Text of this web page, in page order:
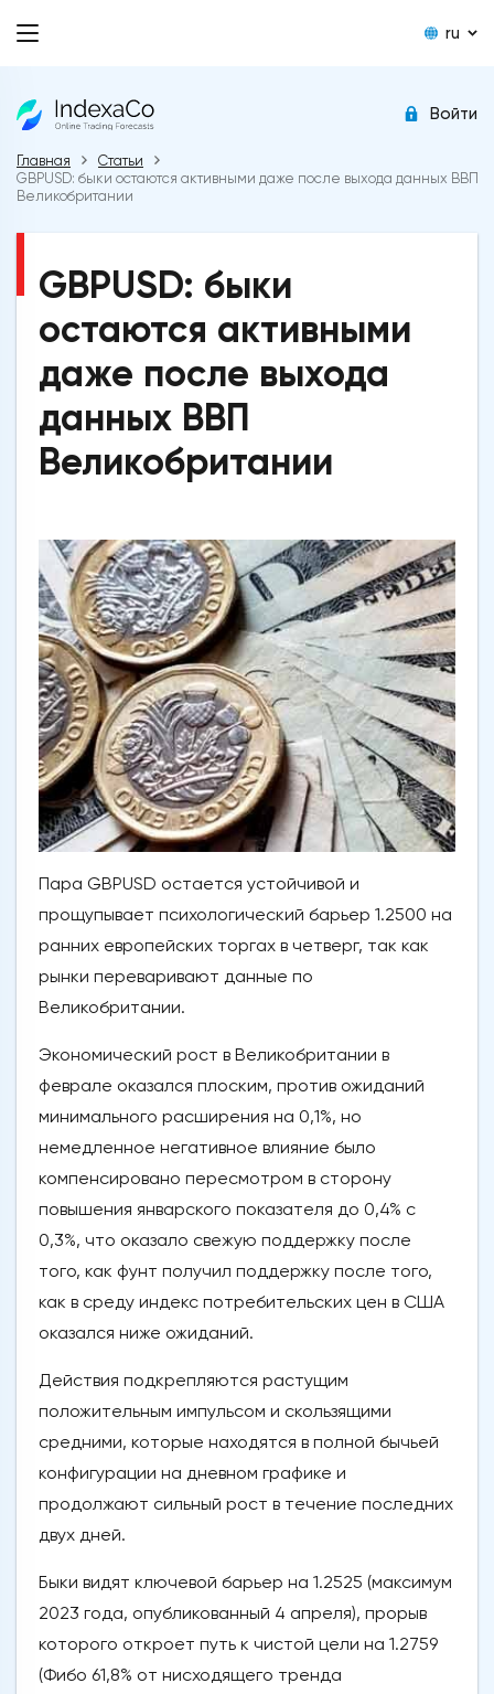
ru
Войти
Главная
Статьи
GBPUSD: быки остаются активными даже после выхода данных ВВП
Великобритании
GBPUSD: быки
остаются активными
даже после выхода
данных ВВП
Великобритании
Пара GBPUSD остается устойчивой и
прощупывает психологический барьер 1.2500 на
ранних европейских торгах в четверг, так как
рынки переваривают данные по
Великобритании.
Экономический рост в Великобритании в
феврале оказался плоским, против ожиданий
минимального расширения на 0,1%, но
немедленное негативное влияние было
компенсировано пересмотром в сторону
повышения январского показателя до 0,4% с
0,3%, что оказало свежую поддержку после
того, как фунт получил поддержку после того,
как в среду индекс потребительских цен в США
оказался ниже ожиданий.
Действия подкрепляются растущим
положительным импульсом и скользящими
средними, которые находятся в полной бычьей
конфигурации на дневном графике и
продолжают сильный рост в течение последних
двух дней.
Быки видят ключевой барьер на 1.2525 (максимум
2023 года, опубликованный 4 апреля), прорыв
которого откроет путь к чистой цели на 1.2759
(Фибо 61,8% от нисходящего тренда